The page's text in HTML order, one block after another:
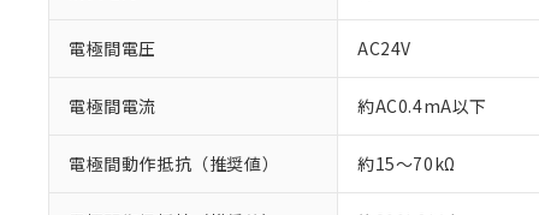
電極間電圧 AC24V
電極間電流 約AC0.4mA以下
電極間動作抵抗（推奨値） 約15～70kΩ
ご利用条件
以下の条件をお読
くものです。
当社制御機
調査・確認中：
非該当品：ライセ
仕入先様の事情に
があります。
鉛(Pb) 1000ppm以下、
※1 中国
「○」：最大均質
「×」：最大均質
「－」：未確認で
う）を輸出
などの必要
号